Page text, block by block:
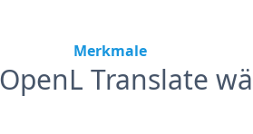
Merkmale
Translate